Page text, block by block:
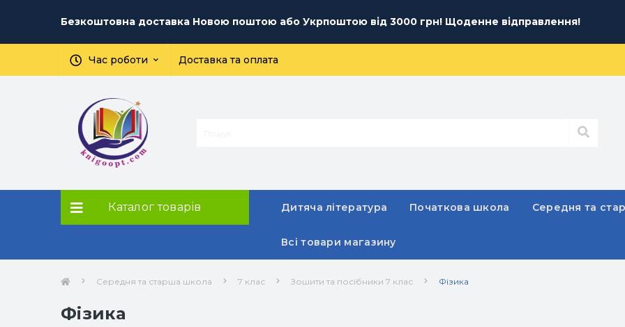
Безкоштовна доставка Новою поштою або Укрпоштою від 3000 грн! Щоденне відправлення!
Час роботи Доставка та оплата
Каталог товарів Дитяча література Початкова школа Середня та
Всі товари магазину
Середня та старша школа 7 клас Зошити та посібники 7 клас Фізика
Фізика